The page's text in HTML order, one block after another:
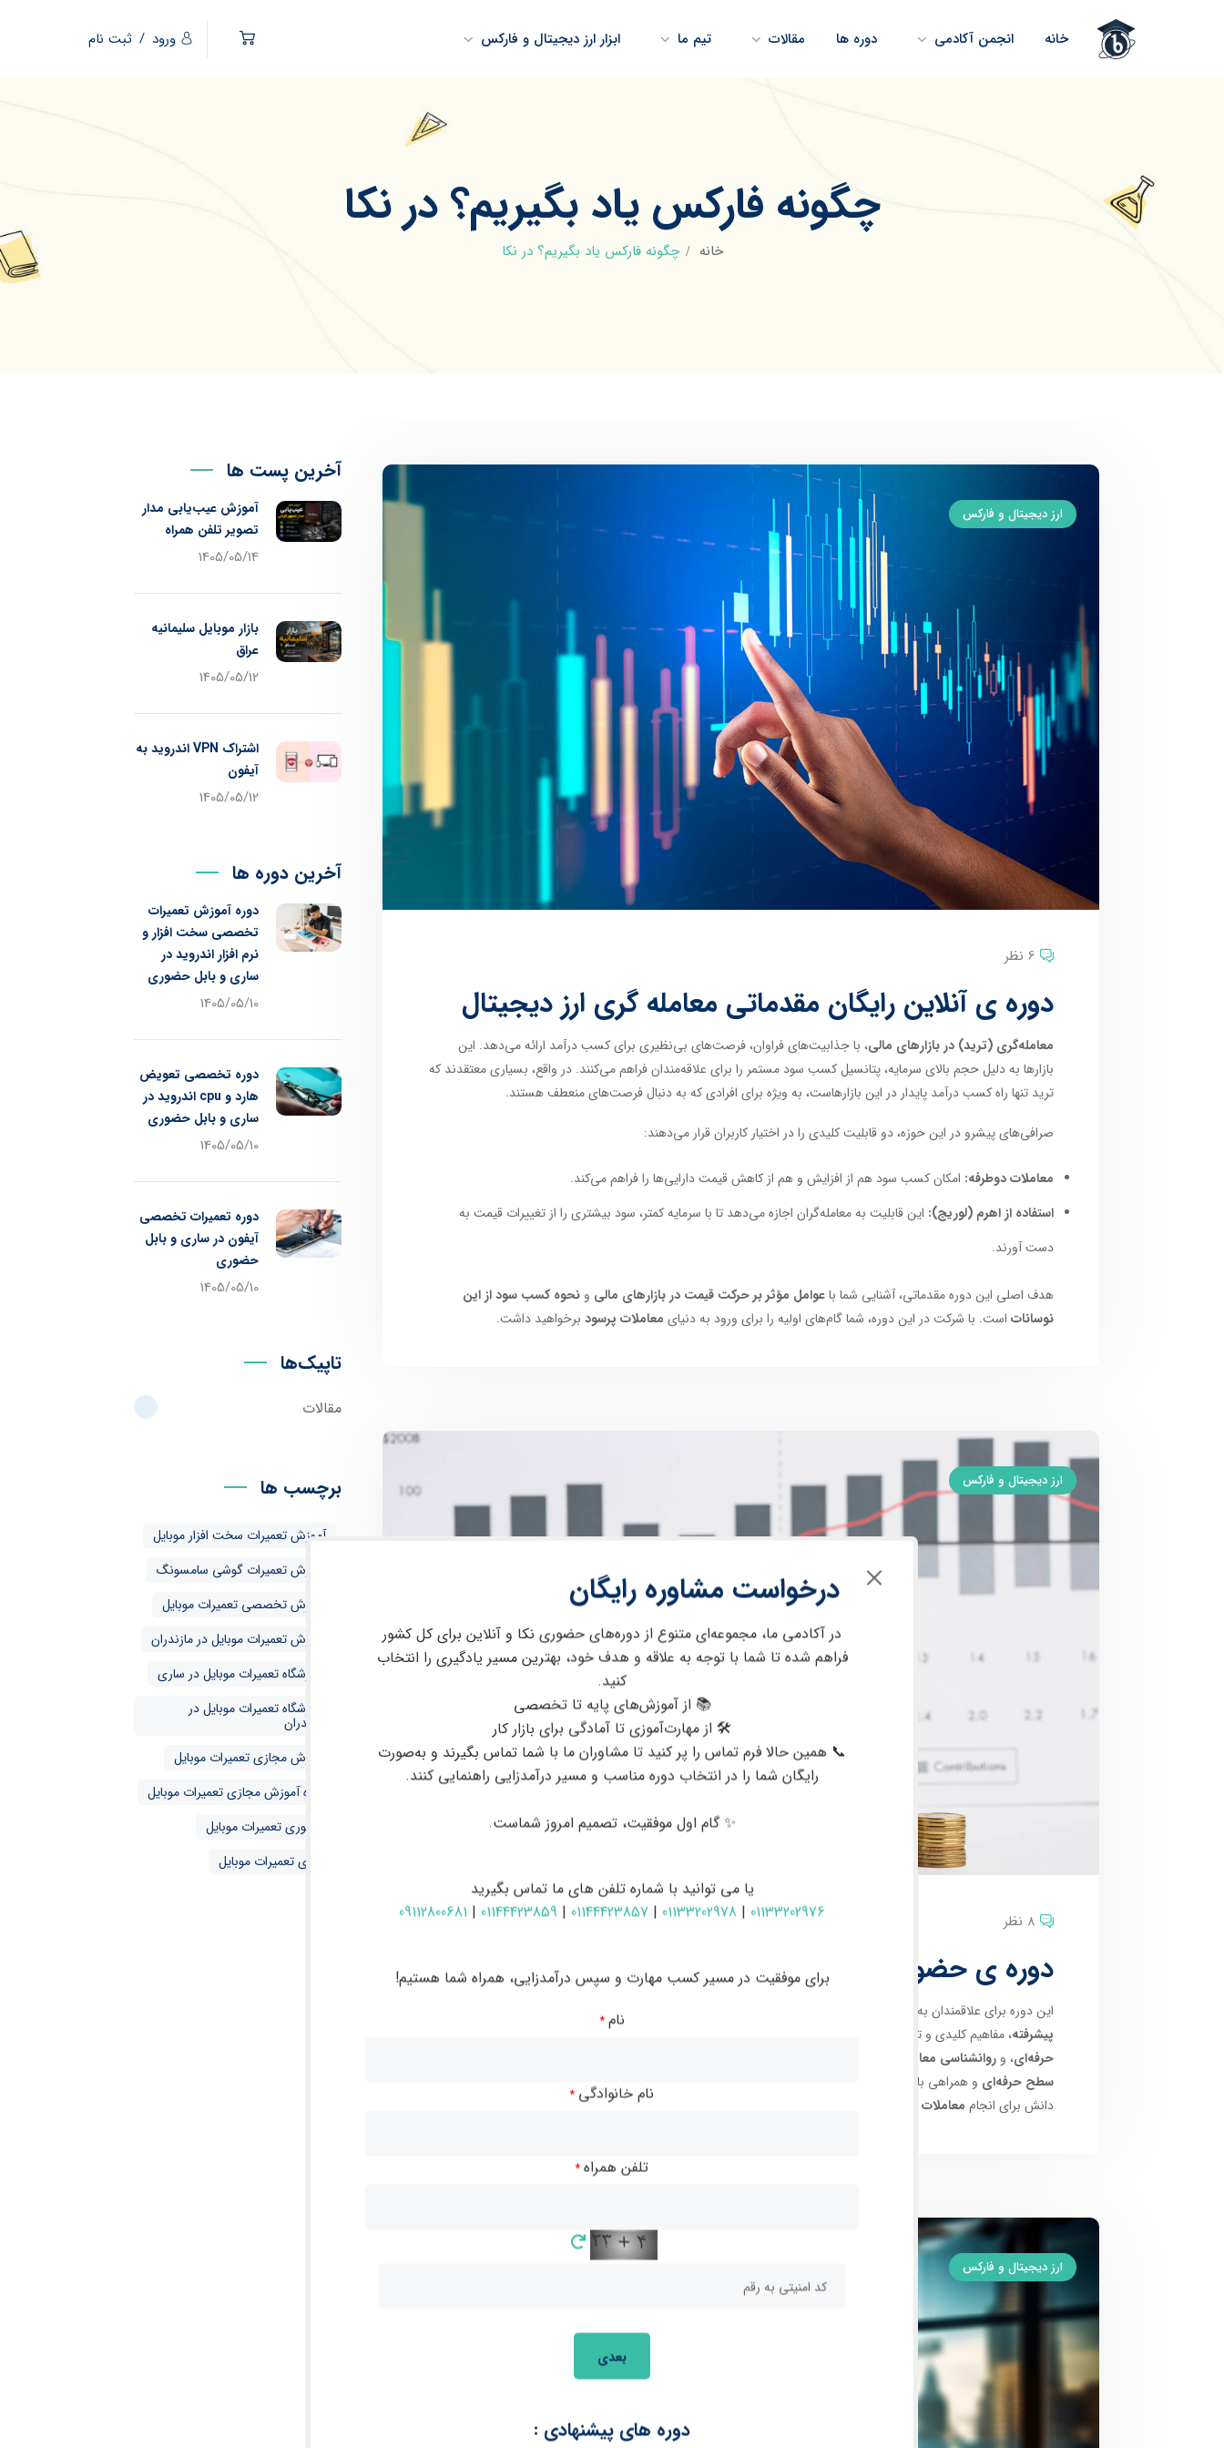
خانه انجمن آکادمی دوره ها مقالات تیم ما ابزار ارز دیجیتال و فارکس ورود / ثبت نام
چگونه فارکس یاد بگیریم؟ در نکا
خانه چگونه فارکس یاد بگیریم؟ در نکا
ارز دیجیتال و فارکس
6 نظر
دوره ی آنلاین رایگان مقدماتی معامله گری ارز دیجیتال
معامله‌گری (ترید) در بازارهای مالی، با جذابیت‌های فراوان، فرصت‌های بی‌نظیری برای کسب درآمد ارائه می‌دهد. این
بازارها به دلیل حجم بالای سرمایه، پتانسیل کسب سود مستمر را برای علاقه‌مندان فراهم می‌کنند. در واقع، بسیاری معتقدند که
ترید تنها راه کسب درآمد پایدار در این بازارهاست، به ویژه برای افرادی که به دنبال فرصت‌های منعطف هستند.
صرافی‌های پیشرو در این حوزه، دو قابلیت کلیدی را در اختیار کاربران قرار می‌دهند:
معاملات دوطرفه: امکان کسب سود هم از افزایش و هم از کاهش قیمت دارایی‌ها را فراهم می‌کند.
استفاده از اهرم (لوریج): این قابلیت به معامله‌گران اجازه می‌دهد تا با سرمایه کمتر، سود بیشتری را از تغییرات قیمت به
دست آورند.
هدف اصلی این دوره مقدماتی، آشنایی شما باعوامل مؤثر بر حرکت قیمت در بازارهای مالی و نحوه کسب سود از این
نوسانات است. با شرکت در این دوره، شما گام‌های اولیه را برای ورود به دنیای معاملات پرسود برخواهید داشت.
ارز دیجیتال و فارکس
8 نظر
دوره ی حضوری پیشرفته معامله گری ارز دیجیتال
این دوره برای علاقمندان به فارکس ارائه می‌شود. در این
پیشرفته، مفاهیم کلیدی و تخصصی مانند تحلیل فاندامنتال عمیق
حرفه‌ای، و روانشناسی معاملات
سطح حرفه‌ای و همراهی با برترین‌ها در این عرصه است. در این دوره، تاکید بر تسلط بر مفاهیم پیشرفته
دانش برای انجام معاملات موفقانه و سودآور است تا شما نیز به یکمعامله‌گر حرفه‌ای
ارز دیجیتال و فارکس
آخرین پست ها
آموزش عیب‌یابی مدار
تصویر تلفن همراه
1405/05/14
بازار موبایل سلیمانیه
عراق
1405/05/12
اشتراک VPN اندروید به
آیفون
1405/05/12
آخرین دوره ها
دوره آموزش تعمیرات
تخصصی سخت افزار و
نرم افزار اندروید در
ساری و بابل حضوری
1405/05/10
دوره تخصصی تعویض
هارد و cpu اندروید در
ساری و بابل حضوری
1405/05/10
دوره تعمیرات تخصصی
آیفون در ساری و بابل
حضوری
1405/05/10
تاپیک‌ها
مقالات
برچسب ها
آموزش تعمیرات سخت افزار موبایل
آموزش تعمیرات گوشی سامسونگ
آموزش تخصصی تعمیرات موبایل
آموزش تعمیرات موبایل در مازندران
آموزشگاه تعمیرات موبایل در ساری
آموزشگاه تعمیرات موبایل در
مازندران
آموزش مجازی تعمیرات موبایل
دوره آموزش مجازی تعمیرات موبایل
حضوری تعمیرات موبایل
مجازی تعمیرات موبایل
درخواست مشاوره رایگان
در آکادمی ما، مجموعه‌ای متنوع از دوره‌های حضوری نکا و آنلاین برای کل کشور
فراهم شده تا شما با توجه به علاقه و هدف خود، بهترین مسیر یادگیری را انتخاب
کنید.
📚 از آموزش‌های پایه تا تخصصی
🛠 از مهارت‌آموزی تا آمادگی برای بازار کار
📞 همین حالا فرم تماس را پر کنید تا مشاوران ما با شما تماس بگیرند و به‌صورت
رایگان شما را در انتخاب دوره مناسب و مسیر درآمدزایی راهنمایی کنند.
✨ گام اول موفقیت، تصمیم امروز شماست.
یا می توانید با شماره تلفن های ما تماس بگیرید
01133202976
|
01133202978
|
01144423857
|
01144423859
|
09112800681
برای موفقیت در مسیر کسب مهارت و سپس درآمدزایی، همراه شما هستیم!
نام *
نام خانوادگی *
تلفن همراه *
بعدی
دوره های پیشنهادی :